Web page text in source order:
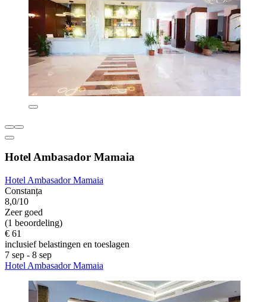
Hotel Ambasador Mamaia
Hotel Ambasador Mamaia
Constanța
8,0/10
Zeer goed
(1 beoordeling)
€ 61
inclusief belastingen en toeslagen
7 sep - 8 sep
Hotel Ambasador Mamaia